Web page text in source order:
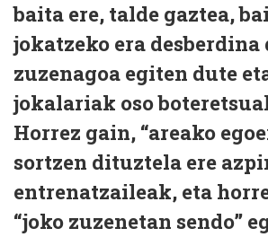
baita ere, talde gaztea,
jokatzeko era desberdina
zuzenagoa egiten dute
jokalariak oso
Horrez gain, “areako
sortzen dituztela ere
entrenatzaileak, eta
“joko zuzenetan sendo”